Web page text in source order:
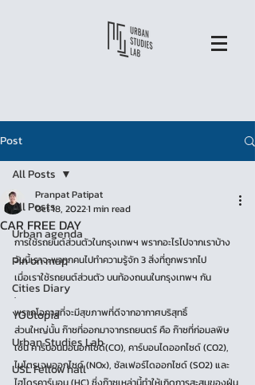
Post
All Posts
Urban agenda
Pin on map
Cities Diary
YOUtopia
Urban Studies Lab
USL Fellow hall
All Posts
CAR FREE DAY
Pranpat Patipat
Oct 18, 20221 min read
การใช้รถยนต์ส่วนตัวในกรุงเทพฯ พรากอะไรไปจากเราบ้าง
วันนี้เราจะพาทุกคนไปทำความรู้จัก 3 สิ่งที่ถูกพรากไป
เมื่อเราใช้รถยนต์ส่วนตัว บนท้องถนนในกรุงเทพฯ กัน
.
พรากโอกาสที่จะมีสุขภาพที่ดีจากอากาศบริสุทธิ์
ส่วนใหญ่นั้น ก๊าซที่ออกมาจากรถยนตร์ คือ ก๊าซที่ก่อมลพิษ
เช่น คาร์บอนมอนอกไซด์(CO), คาร์บอนไดออกไซด์ (CO2),
ไนโตรเจนออกไซด์ (NOx), ซัลเฟอร์ไดออกไซด์ (SO2) และ